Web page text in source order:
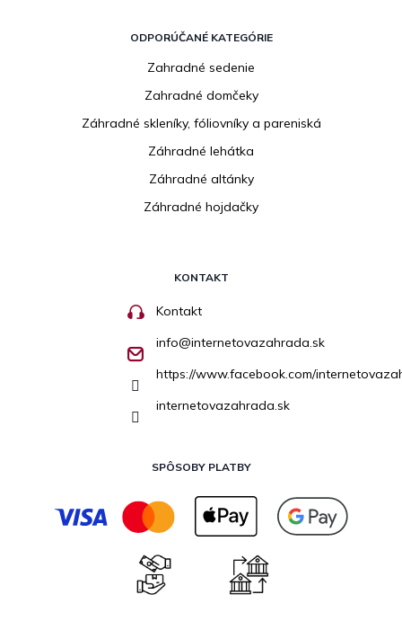
ODPORÚČANÉ KATEGÓRIE
Zahradné sedenie
Zahradné domčeky
Záhradné skleníky, fóliovníky a pareniská
Záhradné lehátka
Záhradné altánky
Záhradné hojdačky
KONTAKT
Kontakt
info@internetovazahrada.sk
https://www.facebook.com/
internetovazahrada.sk
SPÔSOBY PLATBY